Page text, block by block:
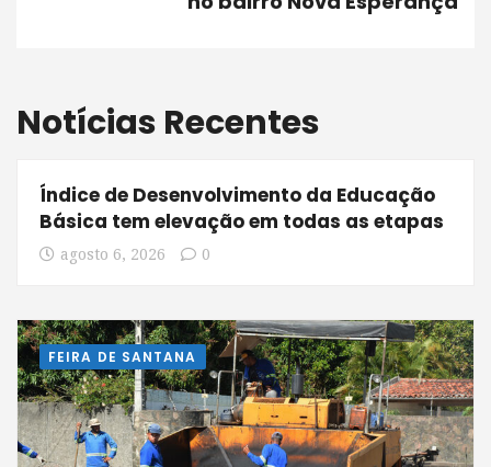
Notícias Recentes
Índice de Desenvolvimento da Educação
Básica tem elevação em todas as etapas
agosto 6, 2026 0
FEIRA DE SANTANA